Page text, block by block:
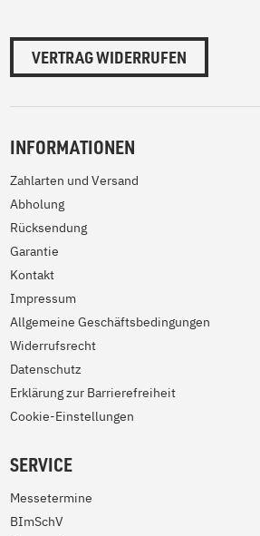
VERTRAG WIDERRUFEN
INFORMATIONEN
Zahlarten und Versand
Abholung
Rücksendung
Garantie
Kontakt
Impressum
Allgemeine Geschäftsbedingungen
Widerrufsrecht
Datenschutz
Erklärung zur Barrierefreiheit
Cookie-Einstellungen
SERVICE
Messetermine
BImSchV